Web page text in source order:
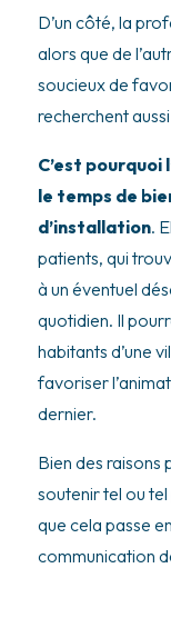
D’un côté, la
alors que de
soucieux de
recherchent
C’est
le temps de
d’installation.
patients, qui
à un éventuel
quotidien. Il
habitants d’une
favoriser
dernier.
Bien des raisons
soutenir tel ou
que cela passe
communication